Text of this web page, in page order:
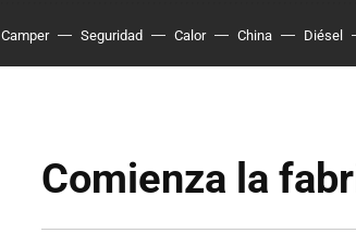
Camper Seguridad Calor China Diésel
Comienza la